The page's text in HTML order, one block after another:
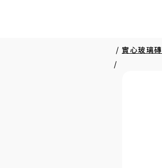
/實心玻璃磚
/